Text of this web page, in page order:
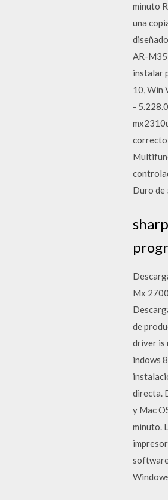
minuto
una
AR-
instalar
10, Win
-
correcto
Duro de
Mx
de
driver is
indows
directa.
y Mac
minuto.